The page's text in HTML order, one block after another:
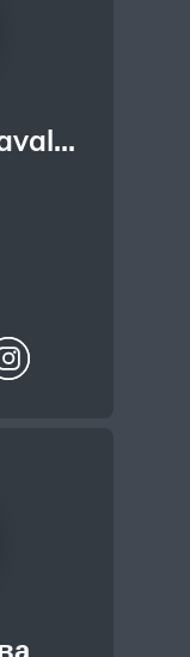
Roberto Carlos Zavala Vasquez